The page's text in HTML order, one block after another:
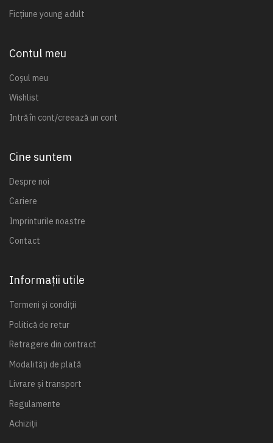
Ficțiune young adult
Contul meu
Coșul meu
Wishlist
Intră în cont/creează un cont
Cine suntem
Despre noi
Cariere
Imprinturile noastre
Contact
Informații utile
Termeni și condiții
Politică de retur
Retragere din contract
Modalități de plată
Livrare și transport
Regulamente
Achiziții